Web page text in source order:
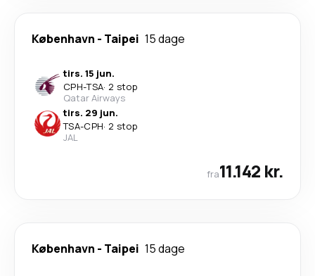
København - Taipei 15 dage
tirs. 15 jun.
CPH-TSA· 2 stop
Qatar Airways
tirs. 29 jun.
TSA-CPH· 2 stop
JAL
fra11.142 kr.
København - Taipei 15 dage